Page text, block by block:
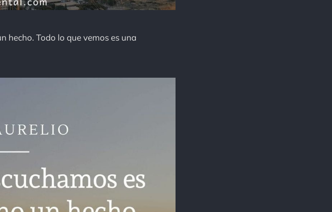
hecho. Todo lo que vemos es una